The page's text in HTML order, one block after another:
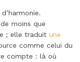
moins que
; elle traduit une
comme celui du
compte : là où